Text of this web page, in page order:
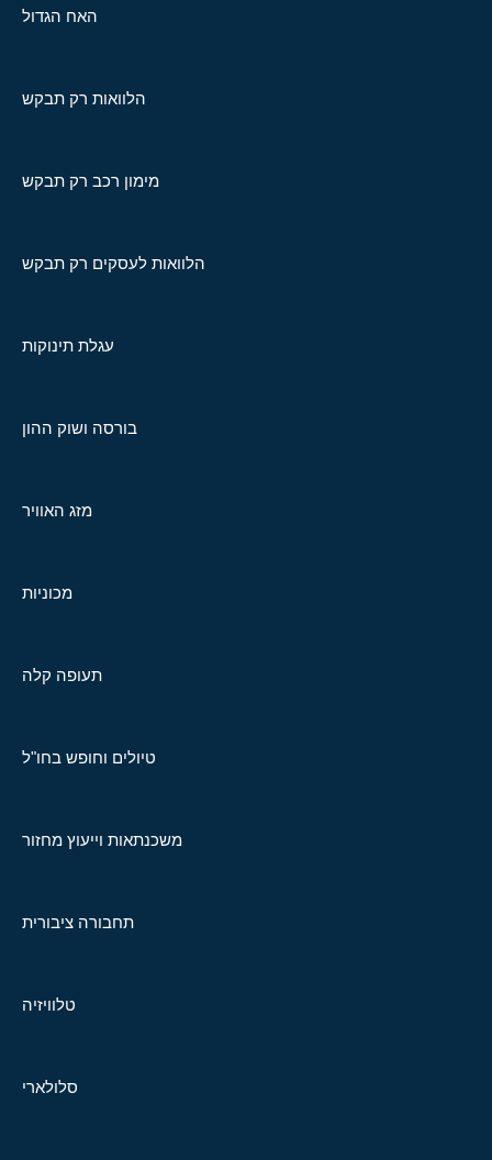
האח הגדול
הלוואות רק תבקש
מימון רכב רק תבקש
הלוואות לעסקים רק תבקש
עגלת תינוקות
בורסה ושוק ההון
מזג האוויר
מכוניות
תעופה קלה
טיולים וחופש בחו"ל
משכנתאות וייעוץ מחזור
תחבורה ציבורית
טלוויזיה
סלולארי